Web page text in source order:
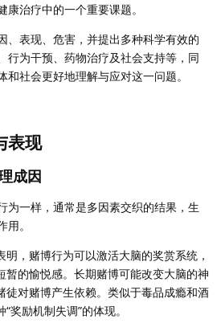
治疗中的一个重要课题。
、表现、危害，并提出多种科学有效的
行为干预、药物治疗及社会支持等，同
社会更好地理解与应对这一问题。
表现
成因
为一样，通常是多因素交织的结果，生
。
明，赌博行为可以激活大脑的奖赏系统，
暂的愉悦感。长期赌博可能改变大脑的神
徒对赌博产生依赖。类似于毒品成瘾和酒
奖励机制失调”的体现。